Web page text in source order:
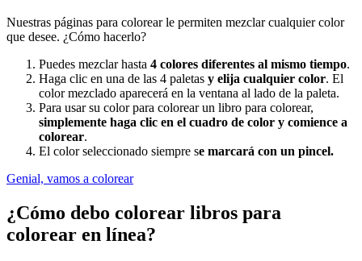
Nuestras páginas para colorear le permiten mezclar cualquier color
que desee. ¿Cómo hacerlo?
Puedes mezclar hasta 4 colores diferentes al mismo tiempo.
Haga clic en una de las 4 paletas y elija cualquier color. El
color mezclado aparecerá en la ventana al lado de la paleta.
Para usar su color para colorear un libro para colorear,
simplemente haga clic en el cuadro de color y comience a
colorear.
El color seleccionado siempre se marcará con un pincel.
Genial, vamos a colorear
¿Cómo debo colorear libros para
colorear en línea?